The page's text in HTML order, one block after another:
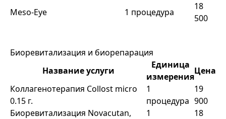
Meso-Eye
1 процедура
18
500
Биоревитализация и биорепарация
Название услуги
Единица
измерения
Цена
Коллагенотерапия Collost micro
0.15 г.
1
процедура
19
900
Биоревитализация Novacutan,
1
18